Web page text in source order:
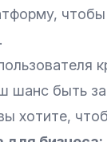
шанс быть
хотите,